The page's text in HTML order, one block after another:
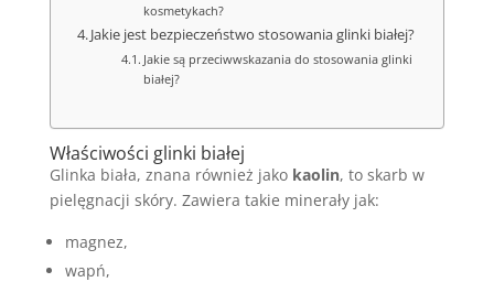
kosmetykach?
Jakie jest bezpieczeństwo stosowania glinki białej?
Jakie są przeciwwskazania do stosowania glinki
białej?
Właściwości glinki białej
Glinka biała, znana również jako kaolin, to skarb w
pielęgnacji skóry. Zawiera takie minerały jak:
magnez,
wapń,